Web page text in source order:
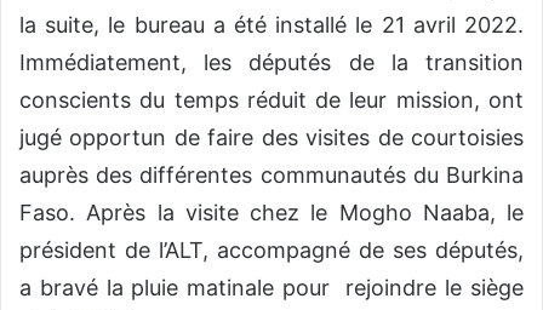
la suite, le bureau a été installé le 21 avril 2022.
Immédiatement, les députés de la transition
conscients du temps réduit de leur mission, ont
jugé opportun de faire des visites de courtoisies
auprès des différentes communautés du Burkina
Faso. Après la visite chez le Mogho Naaba, le
président de l’ALT, accompagné de ses députés,
a bravé la pluie matinale pour rejoindre le siège